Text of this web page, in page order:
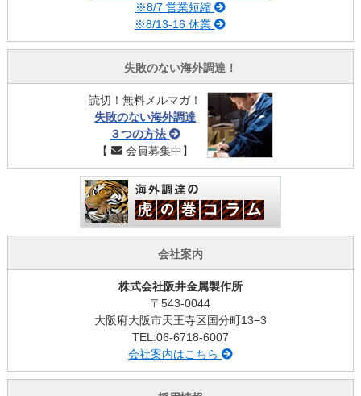
※8/7 営業短縮
※8/13-16 休業
失敗のない海外調達！
読切！無料メルマガ！
失敗のない海外調達
３つの方法
【
会員募集中】
会社案内
株式会社阪井金属製作所
〒543-0044
大阪府大阪市天王寺区国分町13−3
TEL:06-6718-6007
会社案内はこちら